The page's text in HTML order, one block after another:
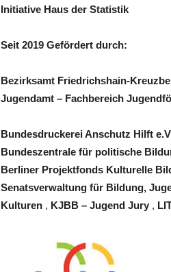
Initiative Haus der Statistik
Seit 2019 Gefördert durch:
Bezirksamt Friedrichshain-
Jugendamt – Fachbereich
Bundesdruckerei Anschutz Hilft e.V
Bundeszentrale für politische
Berliner Projektfonds Kulturelle
Senatsverwaltung für Bildung,
Kulturen , KJBB – Jugend Jury ,